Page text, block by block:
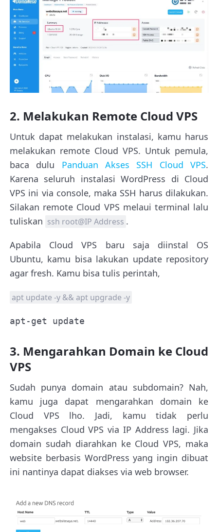
2. Melakukan Remote Cloud VPS
Untuk dapat melakukan instalasi, kamu harus
melakukan remote Cloud VPS. Untuk pemula,
baca dulu Panduan Akses SSH Cloud VPS.
Karena seluruh instalasi WordPress di Cloud
VPS ini via console, maka SSH harus dilakukan.
Silakan remote Cloud VPS melaui terminal lalu
tuliskan ssh root@IP Address .
Apabila Cloud VPS baru saja diinstal OS
Ubuntu, kamu bisa lakukan update repository
agar fresh. Kamu bisa tulis perintah,
apt update -y && apt upgrade -y
apt-get update
3. Mengarahkan Domain ke Cloud
VPS
Sudah punya domain atau subdomain? Nah,
kamu juga dapat mengarahkan domain ke
Cloud VPS lho. Jadi, kamu tidak perlu
mengakses Cloud VPS via IP Address lagi. Jika
domain sudah diarahkan ke Cloud VPS, maka
website berbasis WordPress yang ingin dibuat
ini nantinya dapat diakses via web browser.